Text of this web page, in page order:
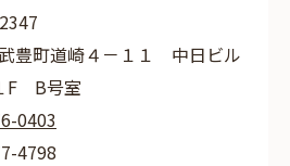
豊町道崎４－１１ 中日ビル
B号室
0403
4798